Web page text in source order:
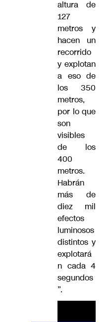
altura de
127
metros y
hacen un
recorrido
y explotan
a eso de
los 350
metros,
por lo que
son
visibles
de los
400
metros.
Habrán
más de
diez mil
efectos
luminosos
distintos y
explotará
n cada 4
segundos
”.